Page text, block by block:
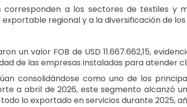
a los sectores de textiles y
regional y a la diversificación de
un valor FOB de USD 11.667.662,15,
de las empresas instaladas para atender
consolidándose como uno de los
a abril de 2026, este segmento alcanzó un
lo exportado en servicios durante 2025,